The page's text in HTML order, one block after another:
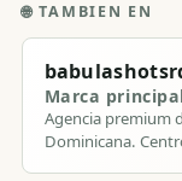
🌐TAMBIEN EN
Marca
Agencia premium
Dominicana.